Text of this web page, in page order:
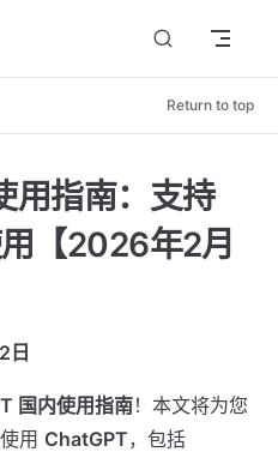
Return to top
用指南：支持
【2026年2月
日
国内使用指南！本文将为您
用 ChatGPT，包括